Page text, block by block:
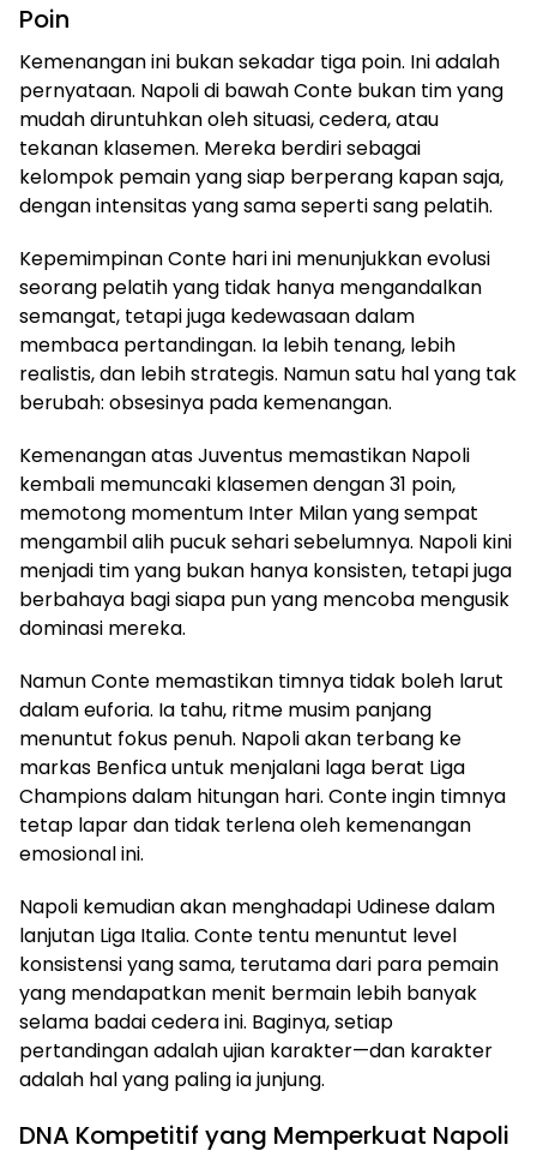
Poin
Kemenangan ini bukan sekadar tiga poin. Ini adalah
pernyataan. Napoli di bawah Conte bukan tim yang
mudah diruntuhkan oleh situasi, cedera, atau
tekanan klasemen. Mereka berdiri sebagai
kelompok pemain yang siap berperang kapan saja,
dengan intensitas yang sama seperti sang pelatih.
Kepemimpinan Conte hari ini menunjukkan evolusi
seorang pelatih yang tidak hanya mengandalkan
semangat, tetapi juga kedewasaan dalam
membaca pertandingan. Ia lebih tenang, lebih
realistis, dan lebih strategis. Namun satu hal yang tak
berubah: obsesinya pada kemenangan.
Kemenangan atas Juventus memastikan Napoli
kembali memuncaki klasemen dengan 31 poin,
memotong momentum Inter Milan yang sempat
mengambil alih pucuk sehari sebelumnya. Napoli kini
menjadi tim yang bukan hanya konsisten, tetapi juga
berbahaya bagi siapa pun yang mencoba mengusik
dominasi mereka.
Namun Conte memastikan timnya tidak boleh larut
dalam euforia. Ia tahu, ritme musim panjang
menuntut fokus penuh. Napoli akan terbang ke
markas Benfica untuk menjalani laga berat Liga
Champions dalam hitungan hari. Conte ingin timnya
tetap lapar dan tidak terlena oleh kemenangan
emosional ini.
Napoli kemudian akan menghadapi Udinese dalam
lanjutan Liga Italia. Conte tentu menuntut level
konsistensi yang sama, terutama dari para pemain
yang mendapatkan menit bermain lebih banyak
selama badai cedera ini. Baginya, setiap
pertandingan adalah ujian karakter—dan karakter
adalah hal yang paling ia junjung.
DNA Kompetitif yang Memperkuat Napoli